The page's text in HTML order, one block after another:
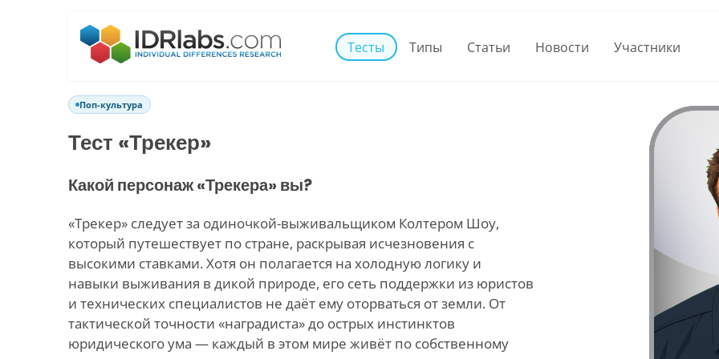
Тесты Типы Статьи Новости Участники
Поп-культура
Тест «Трекер»
Какой персонаж «Трекера» вы?
«Трекер» следует за одиночкой-выживальщиком Колтером Шоу,
который путешествует по стране, раскрывая исчезновения с
высокими ставками. Хотя он полагается на холодную логику и
навыки выживания в дикой природе, его сеть поддержки из юристов
и технических специалистов не даёт ему оторваться от земли. От
тактической точности «наградиста» до острых инстинктов
юридического ума — каждый в этом мире живёт по собственному